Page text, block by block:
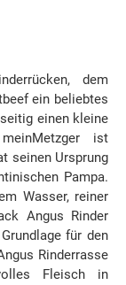
dem
ein beliebtes
einen kleine
ist
seinen Ursprung
Pampa.
Wasser, reiner
Angus Rinder
für den
Rinderrasse
Fleisch in